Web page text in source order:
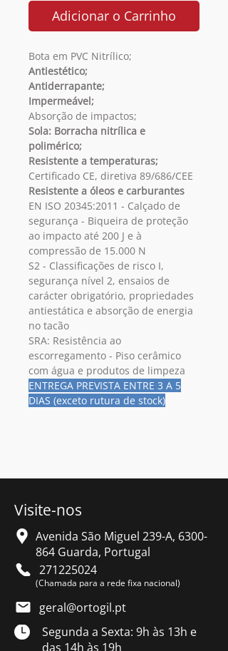
Adicionar o Carrinho
Bota em PVC Nitrílico;
Antiestético;
Antiderrapante;
Impermeável;
Absorção de impactos;
Sola: Borracha nitrílica e
polimérico;
Resistente a temperaturas;
Certificado CE, diretiva 89/686/CEE
Resistente a óleos e carburantes
EN ISO 20345:2011 - Calçado de
segurança - Biqueira de proteção
ao impacto até 200 J e à
compressão de 15.000 N
S2 - Classificações de risco I,
segurança nível 2, ensaios de
carácter obrigatório, propriedades
antiestática e absorção de energia
no tacão
SRA: Resistência ao
escorregamento - Piso cerâmico
com água e produtos de limpeza
ENTREGA PREVISTA ENTRE 3 A 5
DIAS (exceto rutura de stock)
Visite-nos
Avenida São Miguel 239-A, 6300-
864 Guarda, Portugal
271225024
(Chamada para a rede fixa nacional)
geral@ortogil.pt
Segunda a Sexta: 9h às 13h e
das 14h às 19h